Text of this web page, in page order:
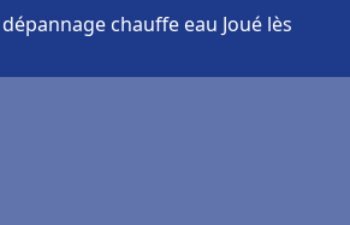
chauffe eau Joué lès